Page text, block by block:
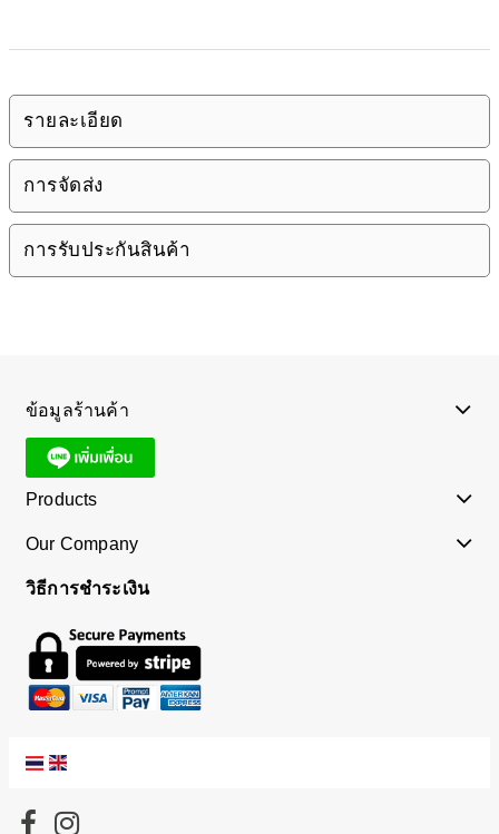
รายละเอียด
การจัดส่ง
การรับประกันสินค้า
ข้อมูลร้านค้า
Products
Our Company
วิธีการชำระเงิน